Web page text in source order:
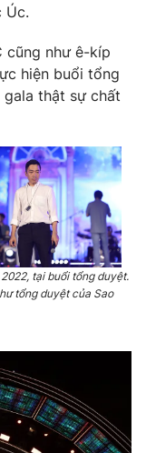
có sự chấp
phát hành lại
Úc.
cũng như ê-kíp
hiện buổi tổng
thật sự chất
tại buổi tổng duyệt.
tổng duyệt của Sao